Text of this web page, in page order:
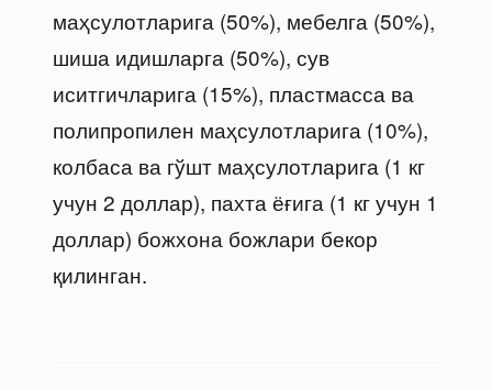
маҳсулотларига (50%), мебелга (50%),
шиша идишларга (50%), сув
иситгичларига (15%), пластмасса ва
полипропилен маҳсулотларига (10%),
колбаса ва гўшт маҳсулотларига (1 кг
учун 2 доллар), пахта ёғига (1 кг учун 1
доллар) божхона божлари бекор
қилинган.